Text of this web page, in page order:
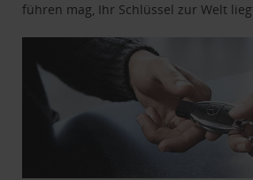
führen mag, Ihr Schlüssel zur Welt